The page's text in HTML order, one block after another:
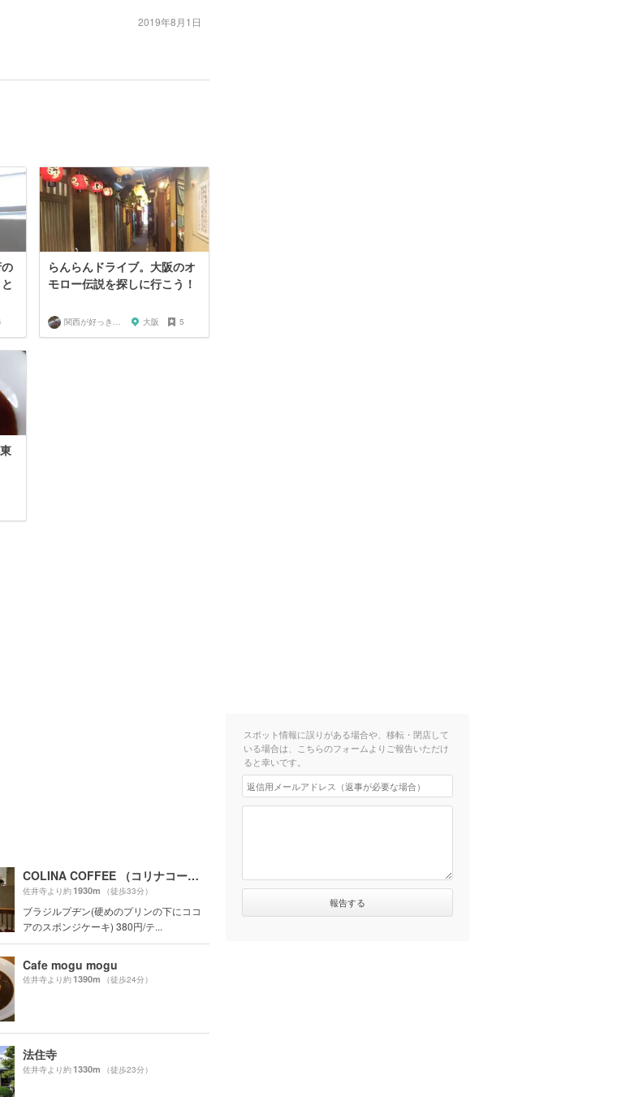
2019年8月1日
らんらんドライブ。大阪のオ
モロー伝説を探しに行こう！
関西が好っきゃねん 大阪 5
COLINA COFFEE （コリナコーヒー）
佐井寺より約1930m （徒歩33分）
ブラジルプヂン(硬めのプリンの下にココ
アのスポンジケーキ) 380円/テ...
Cafe mogu mogu
佐井寺より約1390m （徒歩24分）
法住寺
佐井寺より約1330m （徒歩23分）
スポット情報に誤りがある場合や、移転・閉店して
いる場合は、こちらのフォームよりご報告いただけ
ると幸いです。